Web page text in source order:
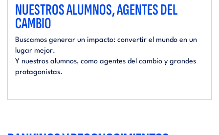
NUESTROS ALUMNOS, AGENTES DEL
CAMBIO
Buscamos generar un impacto: convertir el mundo en un
lugar mejor.
Y nuestros alumnos, como agentes del cambio y grandes
protagonistas.